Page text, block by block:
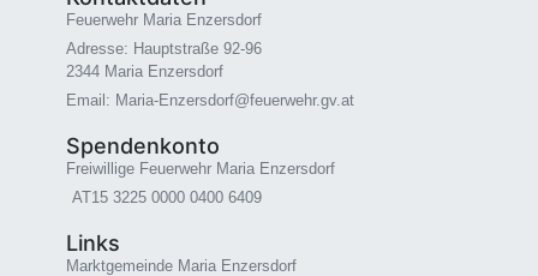
Feuerwehr Maria Enzersdorf
Adresse: Hauptstraße 92-96
2344 Maria Enzersdorf
Email: Maria-Enzersdorf@feuerwehr.gv.at
Spendenkonto
Freiwillige Feuerwehr Maria Enzersdorf
AT15 3225 0000 0400 6409
Links
Marktgemeinde Maria Enzersdorf